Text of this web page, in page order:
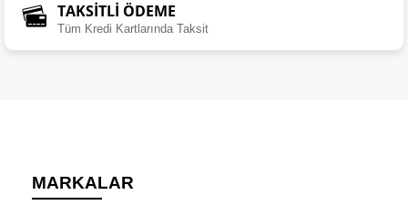
TAKSİTLİ ÖDEME
Tüm Kredi Kartlarında Taksit
MARKALAR